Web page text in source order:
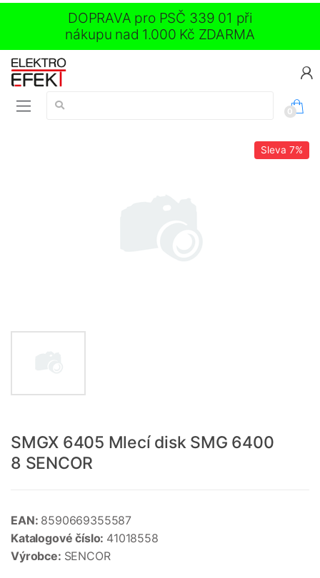
DOPRAVA pro PSČ 339 01 při
nákupu nad 1.000 Kč ZDARMA
Vyhledávání:
0
Sleva 7%
SMGX 6405 Mlecí disk SMG 6400
8 SENCOR
EAN: 8590669355587
Katalogové číslo: 41018558
Výrobce: SENCOR